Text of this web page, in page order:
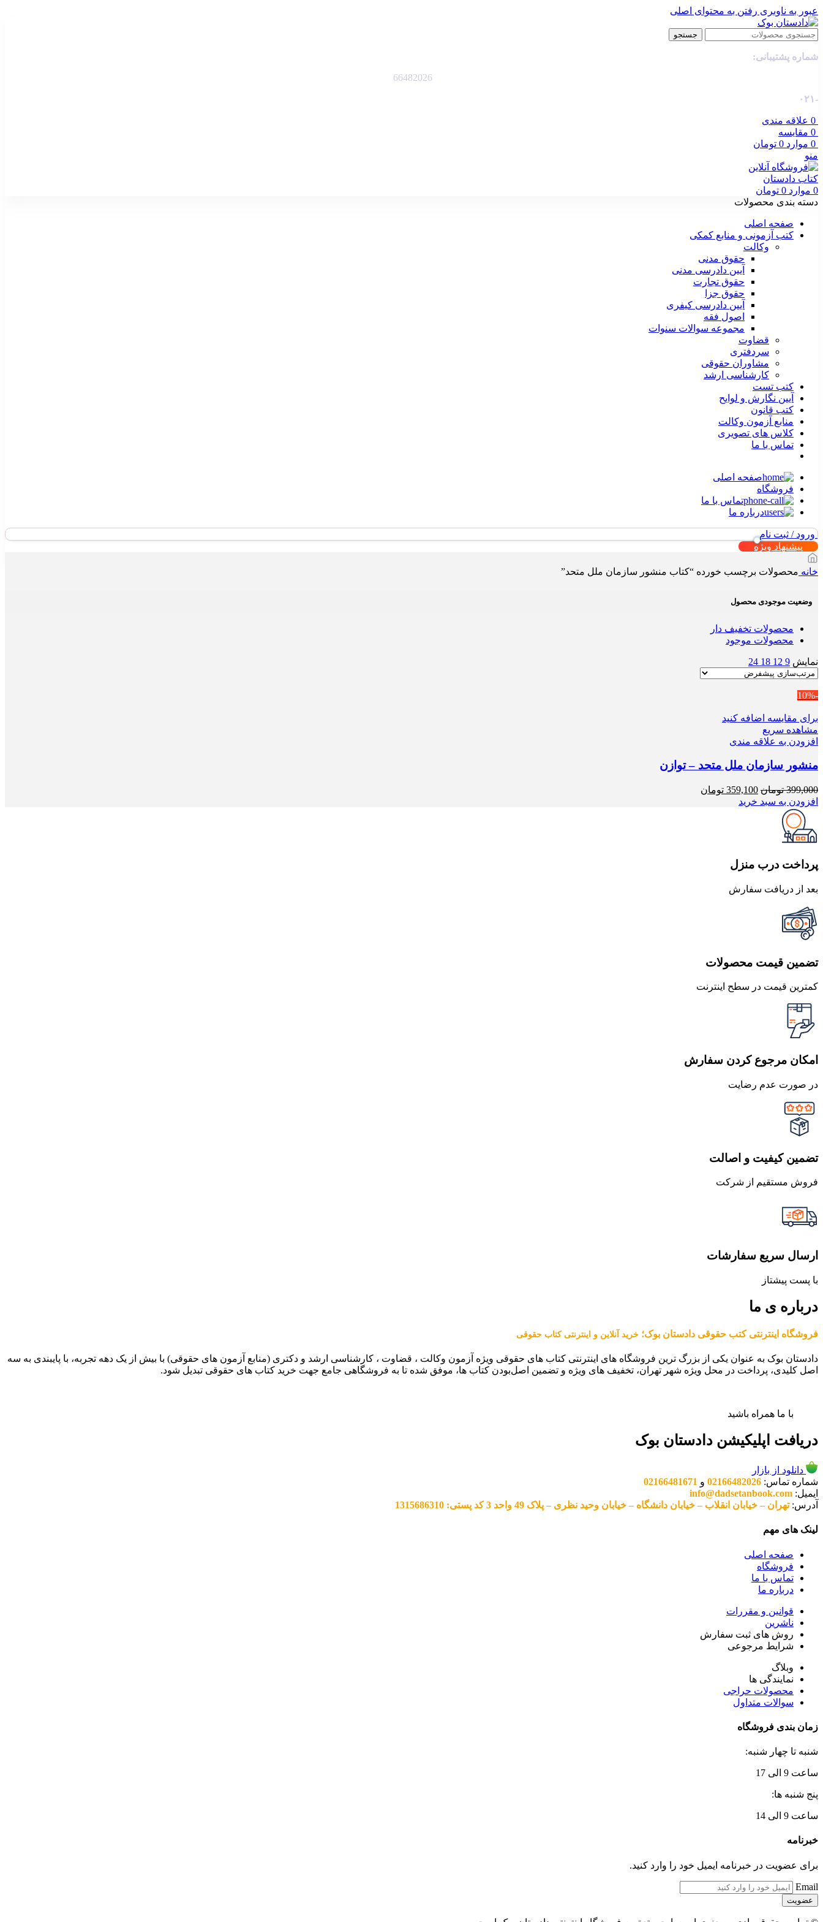
عبور به ناوبری رفتن به محتوای اصلی
جستجو
شماره پشتیبانی:
66482026
-۰۲۱
0 علاقه مندی
0 مقایسه
0 موارد 0 تومان
منو
0 موارد 0 تومان
دسته بندی محصولات
صفحه اصلی
کتب آزمونی و منابع کمکی
وکالت
حقوق مدنی
آیین دادرسی مدنی
حقوق تجارت
حقوق جزا
آیین دادرسی کیفری
اصول فقه
مجموعه سوالات سنوات
قضاوت
سردفتری
مشاوران حقوقی
کارشناسی ارشد
کتب تست
آیین نگارش و لوایح
کتب قانون
منابع آزمون وکالت
کلاس های تصویری
تماس با ما
صفحه اصلی
فروشگاه
تماس با ما
درباره ما
ورود / ثبت نام
پیشنهاد ویژه
خانه محصولات برچسب خورده “کتاب منشور سازمان ملل متحد”
وضعیت موجودی محصول
محصولات تخفیف دار
محصولات موجود
نمایش 9
12
18
24
-10%
برای مقایسه اضافه کنید
مشاهده سریع
افزودن به علاقه مندی
منشور سازمان ملل متحد – توازن
399,000 تومان قیمت
اصلی
359,100 تومان
افزودن به سبد خرید
پرداخت درب منزل
بعد از دریافت سفارش
تضمین قیمت محصولات
کمترین قیمت در سطح اینترنت
امکان مرجوع کردن سفارش
در صورت عدم رضایت
تضمین کیفیت و اصالت
فروش مستقیم از شرکت
ارسال سریع سفارشات
با پست پیشتاز
درباره ی ما
فروشگاه اینترنتی کتب حقوقی دادستان بوک؛ خرید آنلاین و اینترنتی کتاب حقوقی
دادستان بوک به عنوان یکی از بزرگ ترین فروشگاه های اینترنتی کتاب های حقوقی ویژه آزمون وکالت ، قضاوت ، کارشناسی ارشد و دکتری (منابع آزمون های حقوقی) با بیش از یک دهه تجربه، با پایبندی به سه
اصل کلیدی، پرداخت در محل ویژه شهر تهران، تخفیف های ویژه و تضمین اصل‌بودن کتاب ها، موفق شده تا به فروشگاهی جامع جهت خرید کتاب های حقوقی تبدیل شود.
با ما همراه باشید
دریافت اپلیکیشن دادستان بوک
دانلود از بازار
شماره تماس: 02166482026 و 02166481671
ایمیل: info@dadsetanbook.com
آدرس:تهران – خیابان انقلاب – خیابان دانشگاه – خیابان وحید نظری – پلاک 49 واحد 3 کد پستی: 1315686310
لینک های مهم
صفحه اصلی
فروشگاه
تماس با ما
درباره ما
قوانین و مقررات
ناشرین
روش های ثبت سفارش
شرایط مرجوعی
وبلاگ
نمایندگی ها
محصولات حراجی
سوالات متداول
زمان بندی فروشگاه
شنبه تا چهار شنبه:
ساعت 9 الی 17
پنج شنبه ها:
ساعت 9 الی 14
خبرنامه
برای عضویت در خبرنامه ایمیل خود را وارد کنید.
Email